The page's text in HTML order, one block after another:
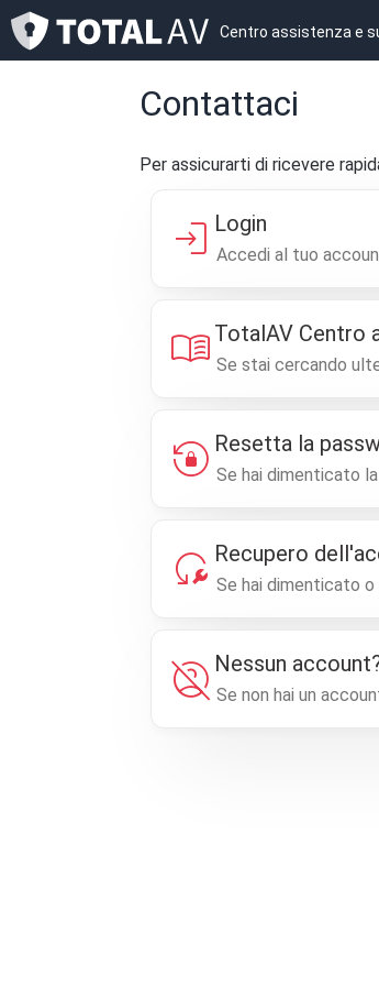
Centro assistenza e
Contattaci
Per assicurarti di ricevere
login Login
Accedi al tuo
menu_book TotalAV Centro
Se stai cercando
lock_reset Resetta la
Se hai dimenticato
reset_wrench Recupero
Se hai dimenticato
account_circle_off Nessun
Se non hai un